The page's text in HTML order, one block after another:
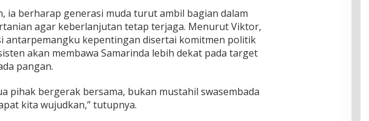
ia berharap generasi muda turut ambil bagian dalam
agar keberlanjutan tetap terjaga. Menurut Viktor,
antarpemangku kepentingan disertai komitmen politik
akan membawa Samarinda lebih dekat pada target
pangan.
pihak bergerak bersama, bukan mustahil swasembada
kita wujudkan,” tutupnya.